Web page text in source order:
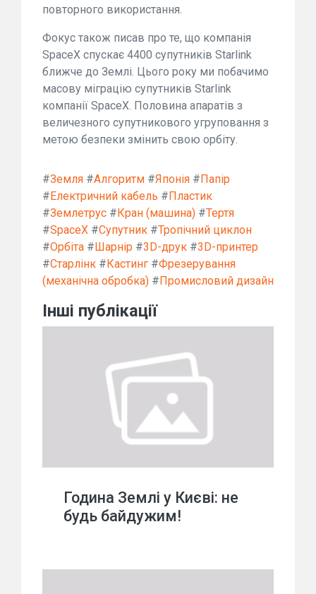
повторного використання.
Фокус також писав про те, що компанія
SpaceX спускає 4400 супутників Starlink
ближче до Землі. Цього року ми побачимо
масову міграцію супутників Starlink
компанії SpaceX. Половина апаратів з
величезного супутникового угруповання з
метою безпеки змінить свою орбіту.
#Земля #Алгоритм #Японія #Папір
#Електричний кабель #Пластик
#Землетрус #Кран (машина) #Тертя
#SpaceX #Супутник #Тропічний циклон
#Орбіта #Шарнір #3D-друк #3D-принтер
#Старлінк #Кастинг #Фрезерування
(механічна обробка) #Промисловий дизайн
Інші публікації
Година Землі у Києві: не
будь байдужим!